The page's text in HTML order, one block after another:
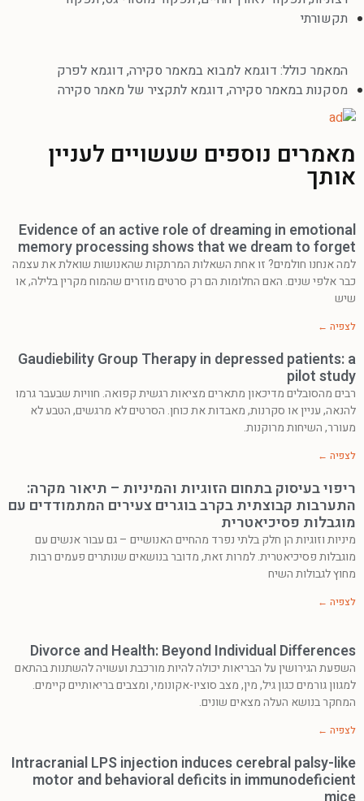
תקשורתי
המאמר כולל: דוגמא למבוא במאמר סקירה, דוגמא לפרק
מסקנות במאמר סקירה, דוגמא לתקציר של מאמר סקירה
מאמרים נוספים שעשויים לעניין
אותך
Evidence of an active role of dreaming in emotional
memory processing shows that we dream to forget
למה אנחנו חולמים? זו אחת השאלות המרתקות שהאנושות שואלת את עצמה
כבר אלפי שנים. האם החלומות הם רק סרטים מוזרים שהמוח מקרין בלילה, או
שיש
לצפיה ←
Gaudiebility Group Therapy in depressed patients: a
pilot study
רבים מהסובלים מדיכאון מתארים מציאות רגשית קפואה. חוויות שבעבר גרמו
להנאה, עניין או סקרנות, מאבדות את כוחן. הסרטים לא מרגשים, הטבע לא
מעורר, השיחות מרוקנות.
לצפיה ←
ריפוי בעיסוק בתחום הזוגיות והמיניות – תיאור מקרה:
התערבות קבוצתית בקרב בוגרים צעירים המתמודדים עם
מוגבלות פסיכיאטרית
מיניות וזוגיות הן חלק בלתי נפרד מהחיים האנושיים – גם עבור אנשים עם
מוגבלות פסיכיאטרית. למרות זאת, מדובר בנושאים שנותרים פעמים רבות
מחוץ לגבולות השיח
לצפיה ←
Divorce and Health: Beyond Individual Differences
השפעת הגירושין על הבריאות יכולה להיות מורכבת ועשויה להשתנות בהתאם
למגוון גורמים כגון גיל, מין, מצב סוציו-אקונומי, ומצבים בריאותיים קיימים.
המחקר בנושא העלה מצאים שונים.
לצפיה ←
Intracranial LPS injection induces cerebral palsy-like
motor and behavioral deficits in immunodeficient